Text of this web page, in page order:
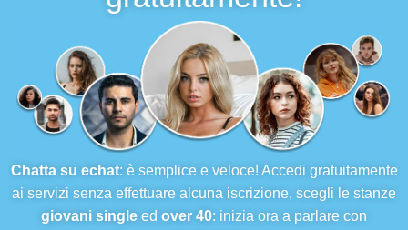
Chatta su echat: è semplice e veloce! Accedi gratuitamente
ai servizi senza effettuare alcuna iscrizione, scegli le stanze
giovani single ed over 40: inizia ora a parlare con